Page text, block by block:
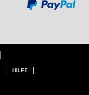
HILFE